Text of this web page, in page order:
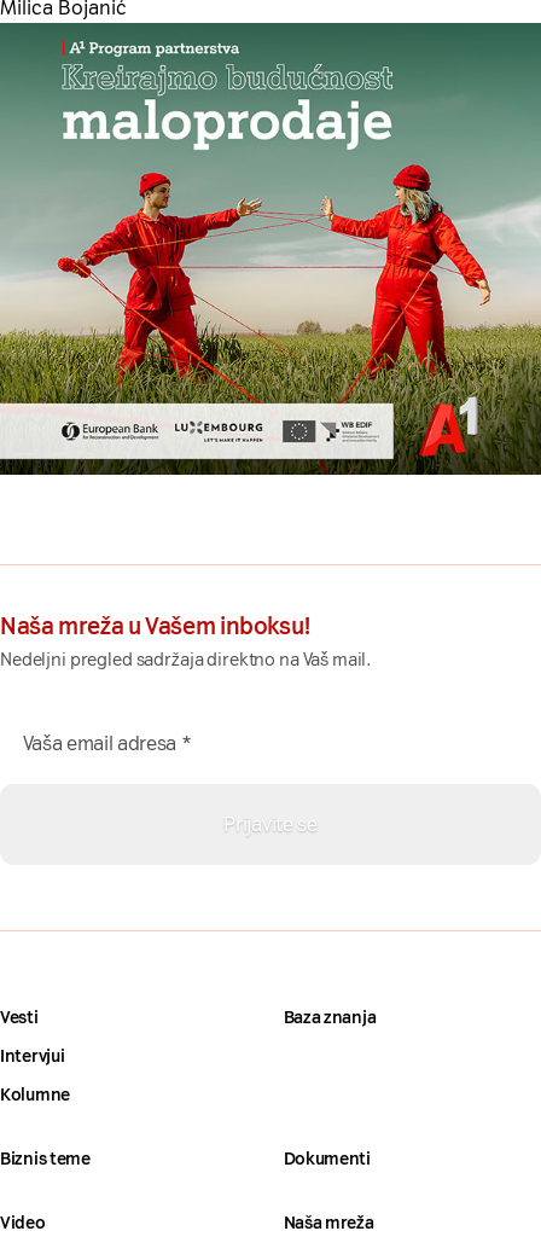
Milica Bojanić
Naša mreža u Vašem inboksu!
Nedeljni pregled sadržaja direktno na Vaš mail.
Vesti
Intervjui
Kolumne
Baza znanja
Biznis teme Dokumenti
Video Naša mreža